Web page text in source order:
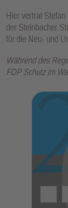
Hier vertrat
der Steinbacher
für die Neu- und
Während des
FDP Schutz im